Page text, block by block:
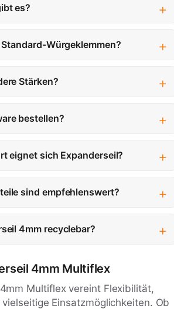
es? +
Würgeklemmen? +
Stärken? +
bestellen? +
eignet sich Expanderseil? +
sind empfehlenswert? +
4mm recyclebar? +
4mm Multiflex
Multiflex vereint Flexibilität,
Einsatzmöglichkeiten. Ob